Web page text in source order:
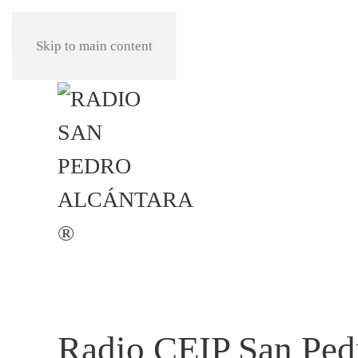
Skip to main content
Radio CEIP San